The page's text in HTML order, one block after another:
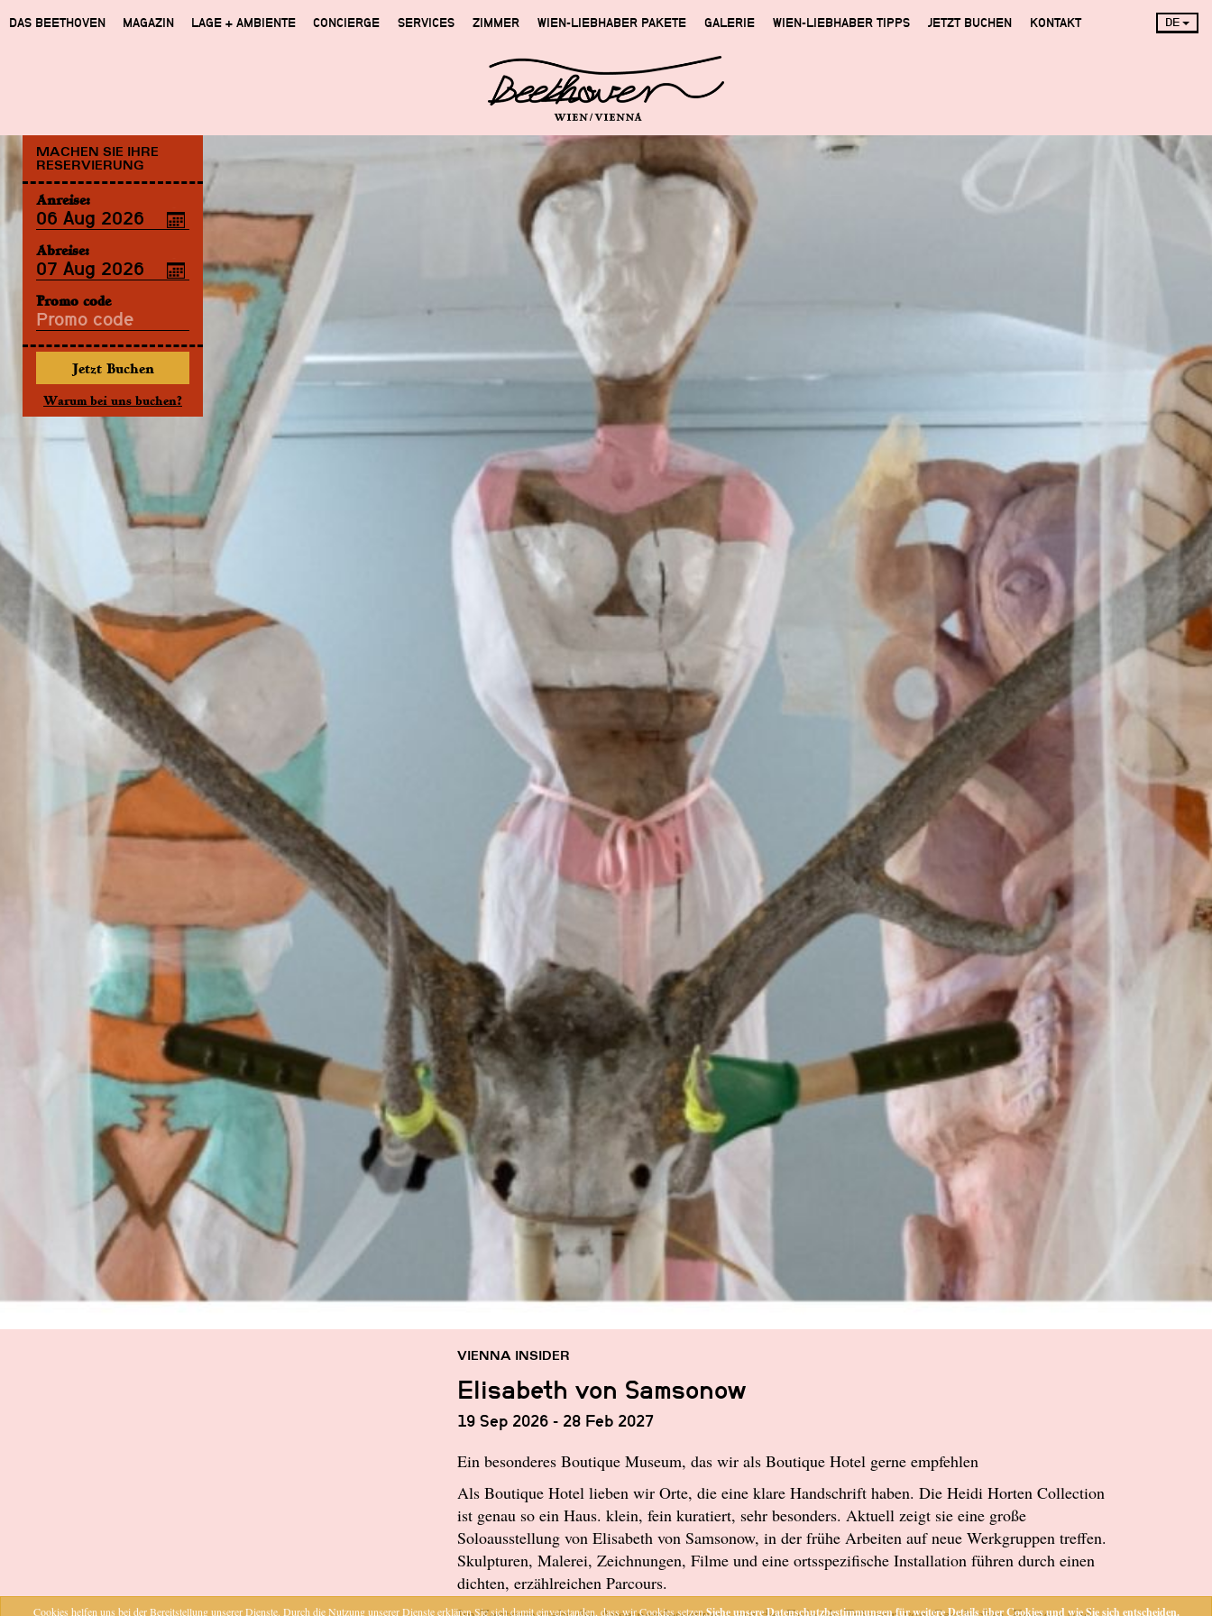
Cookies helfen uns bei der Bereitstellung unserer Dienste. Durch die Nutzung unserer Dienste erklären Sie sich damit einverstanden, dass wir Cookies setzen.Siehe unsere Datenschutzbestimmungen für weitere Details über Cookies und wie Sie sich entscheiden.
DAS BEETHOVEN MAGAZIN LAGE + AMBIENTE CONCIERGE SERVICES ZIMMER WIEN-LIEBHABER PAKETE GALERIE WIEN-LIEBHABER TIPPS JETZT BUCHEN KONTAKT DE
MACHEN SIE IHRE
RESERVIERUNG
Anreise:
Abreise:
Promo code
Warum bei uns buchen?
VIENNA INSIDER
Elisabeth von Samsonow
19 Sep 2026 - 28 Feb 2027
Ein besonderes Boutique Museum, das wir als Boutique Hotel gerne empfehlen
Als Boutique Hotel lieben wir Orte, die eine klare Handschrift haben. Die Heidi Horten Collection
ist genau so ein Haus. klein, fein kuratiert, sehr besonders. Aktuell zeigt sie eine große
Soloausstellung von Elisabeth von Samsonow, in der frühe Arbeiten auf neue Werkgruppen treffen.
Skulpturen, Malerei, Zeichnungen, Filme und eine ortsspezifische Installation führen durch einen
dichten, erzählreichen Parcours.